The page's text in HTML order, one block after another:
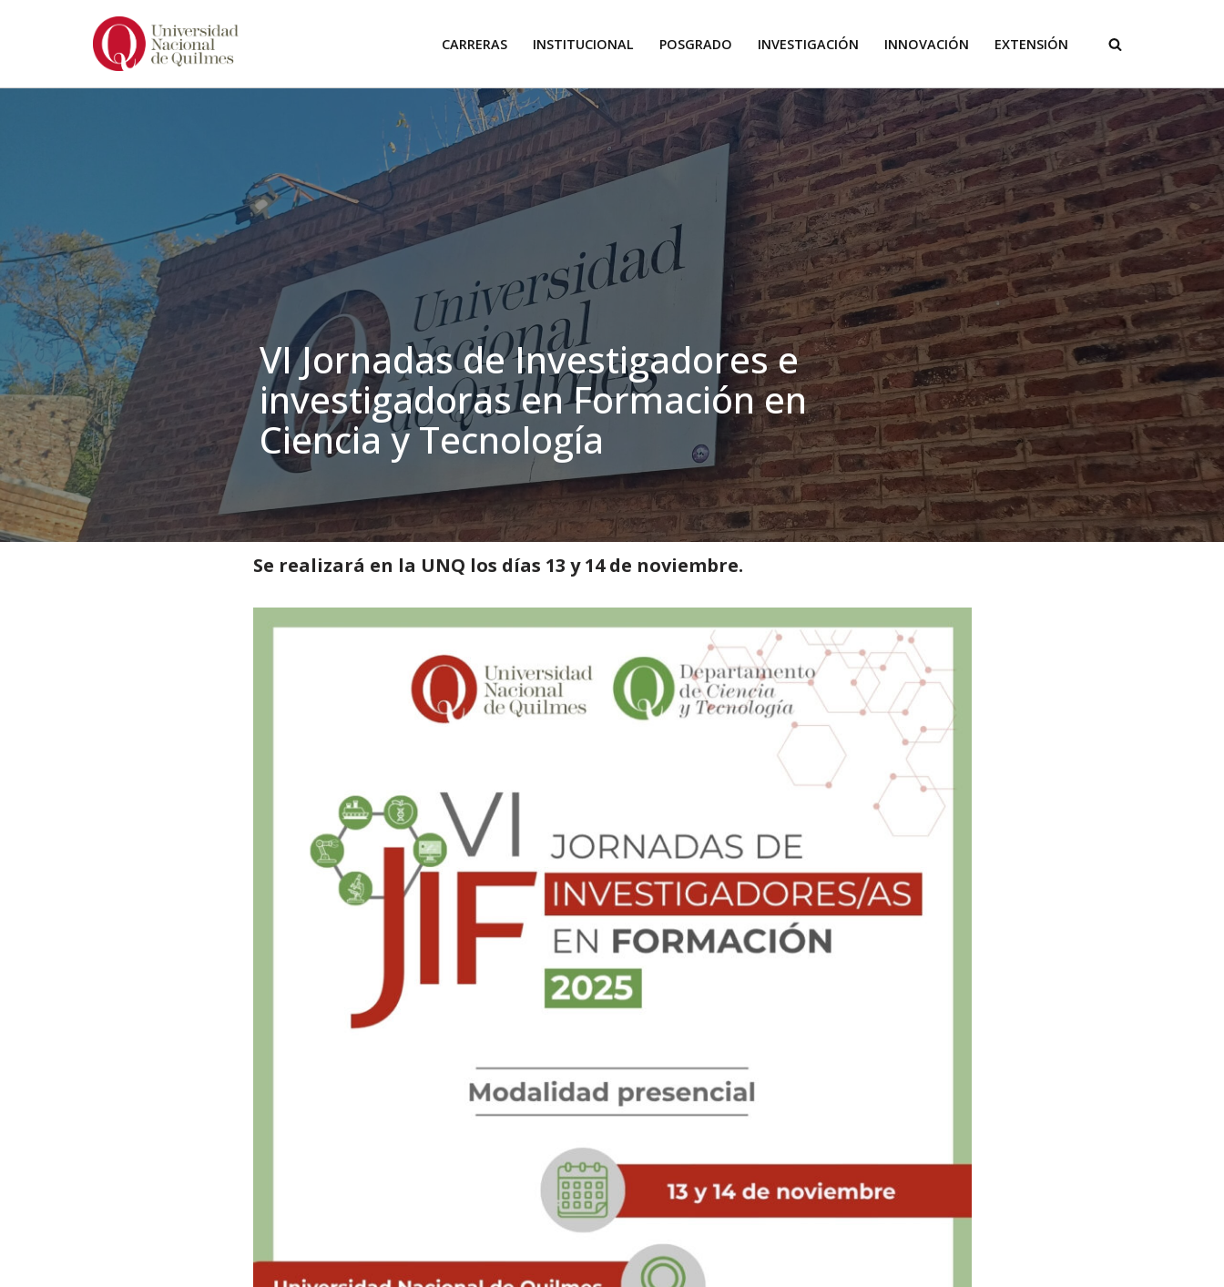
CARRERAS INSTITUCIONAL POSGRADO INVESTIGACIÓN INNOVACIÓN EXTENSIÓN
VI Jornadas de Investigadores e
investigadoras en Formación en
Ciencia y Tecnología
VI Jornadas de Investigadores e investigadoras en Formación en Ciencia y Tecnología
Se realizará en la UNQ los días 13 y 14 de noviembre.